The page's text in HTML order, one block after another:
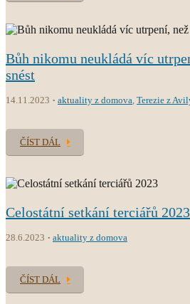
Bůh nikomu neukládá víc
snést
14.11.2023 aktuality z domova Terezie z
ČÍST DÁL
Celostátní setkání terciářů 2023
28.6.2023 aktuality z domova
ČÍST DÁL